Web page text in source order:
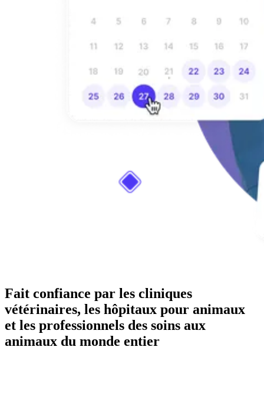
Fait confiance par les cliniques
vétérinaires, les hôpitaux pour animaux
et les professionnels des soins aux
animaux du monde entier